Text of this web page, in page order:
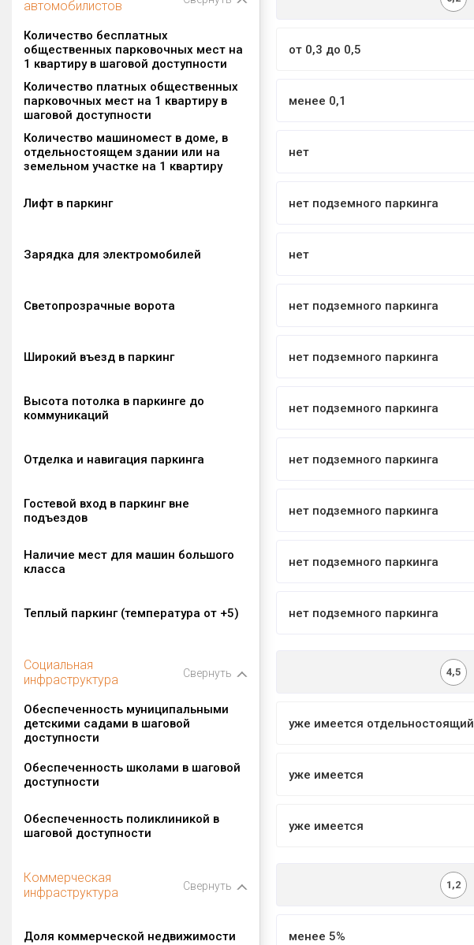
автомобилистов
Количество бесплатных
общественных парковочных мест на
1 квартиру в шаговой доступности
от 0,3 до 0,5
Количество платных общественных
парковочных мест на 1 квартиру в
шаговой доступности
менее 0,1
Количество машиномест в доме, в
отдельностоящем здании или на
земельном участке на 1 квартиру
нет
Лифт в паркинг нет подземного паркинга
Зарядка для электромобилей нет
Светопрозрачные ворота нет подземного паркинга
Широкий въезд в паркинг нет подземного паркинга
Высота потолка в паркинге до
коммуникаций
нет подземного паркинга
Отделка и навигация паркинга нет подземного паркинга
Гостевой вход в паркинг вне
подъездов
нет подземного паркинга
Наличие мест для машин большого
класса
нет подземного паркинга
Теплый паркинг (температура от +5) нет подземного паркинга
Социальная
инфраструктура
Свернуть 4,5
Обеспеченность муниципальными
детскими садами в шаговой
доступности
уже имеется отдельностоящий
Обеспеченность школами в шаговой
доступности
уже имеется
Обеспеченность поликлиникой в
шаговой доступности
уже имеется
Коммерческая
инфраструктура
Свернуть 1,2
Доля коммерческой недвижимости менее 5%